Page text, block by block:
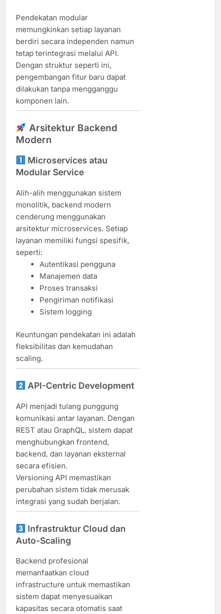
Pendekatan modular
memungkinkan setiap layanan
berdiri secara independen namun
tetap terintegrasi melalui API.
Dengan struktur seperti ini,
pengembangan fitur baru dapat
dilakukan tanpa mengganggu
komponen lain.
Arsitektur Backend
Modern
Microservices atau
Modular Service
Alih-alih menggunakan sistem
monolitik, backend modern
cenderung menggunakan
arsitektur microservices. Setiap
layanan memiliki fungsi spesifik,
seperti:
Autentikasi pengguna
Manajemen data
Proses transaksi
Pengiriman notifikasi
Sistem logging
Keuntungan pendekatan ini adalah
fleksibilitas dan kemudahan
scaling.
API-Centric Development
API menjadi tulang punggung
komunikasi antar layanan. Dengan
REST atau GraphQL, sistem dapat
menghubungkan frontend,
backend, dan layanan eksternal
secara efisien.
Versioning API memastikan
perubahan sistem tidak merusak
integrasi yang sudah berjalan.
Infrastruktur Cloud dan
Auto-Scaling
Backend profesional
memanfaatkan cloud
infrastructure untuk memastikan
sistem dapat menyesuaikan
kapasitas secara otomatis saat